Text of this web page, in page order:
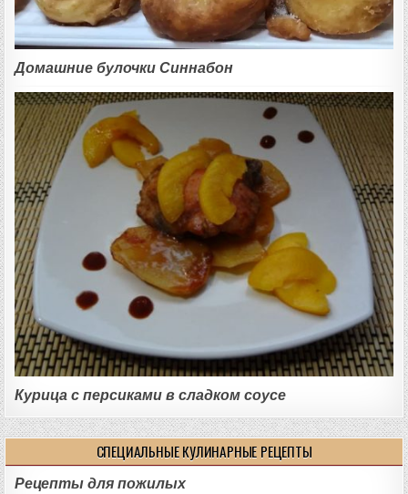
Домашние булочки Синнабон
Курица с персиками в сладком соусе
СПЕЦИАЛЬНЫЕ КУЛИНАРНЫЕ РЕЦЕПТЫ
Рецепты для пожилых